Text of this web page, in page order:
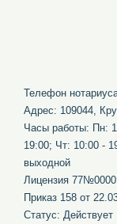
Телефон
Адрес: 109044,
Часы работы: Пн:
19:00; Чт: 10:00 -
выходной
Лицензия
Приказ 158 от
Статус: Действует